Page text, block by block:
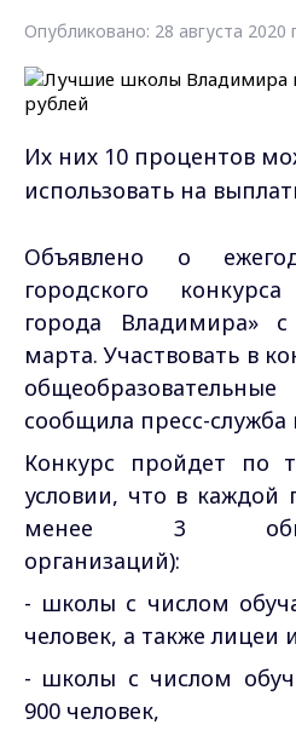
Опубликовано: 28 августа 2020
Их них 10 процентов
использовать на
Объявлено о
городского
города Владимира»
марта. Участвовать в
сообщила пресс-
Конкурс пройдет по
условии, что в каждой
менее 3
организаций):
- школы с числом
человек, а также лицеи
- школы с числом
900 человек,